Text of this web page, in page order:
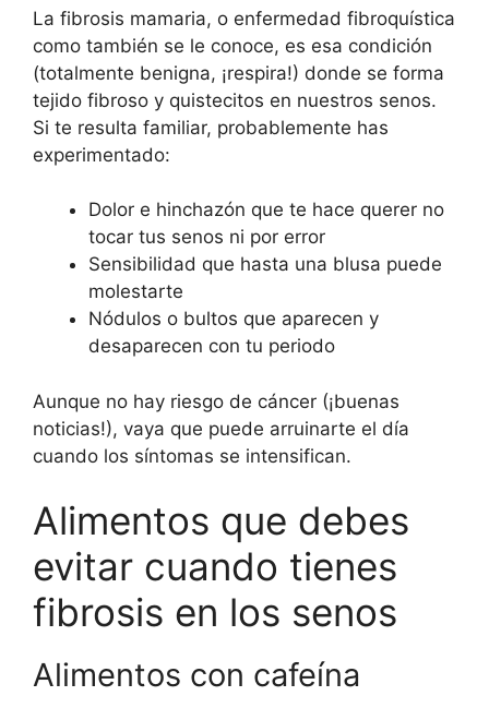
La fibrosis mamaria, o enfermedad fibroquística
como también se le conoce, es esa condición
(totalmente benigna, ¡respira!) donde se forma
tejido fibroso y quistecitos en nuestros senos.
Si te resulta familiar, probablemente has
experimentado:
Dolor e hinchazón que te hace querer no
tocar tus senos ni por error
Sensibilidad que hasta una blusa puede
molestarte
Nódulos o bultos que aparecen y
desaparecen con tu periodo
Aunque no hay riesgo de cáncer (¡buenas
noticias!), vaya que puede arruinarte el día
cuando los síntomas se intensifican.
Alimentos que debes
evitar cuando tienes
fibrosis en los senos
Alimentos con cafeína